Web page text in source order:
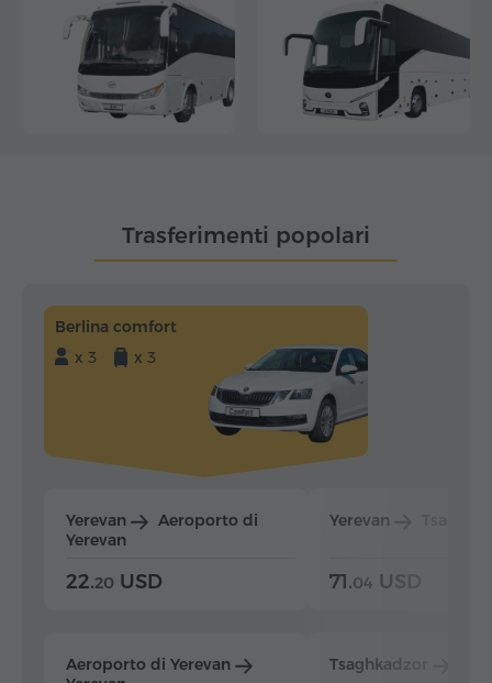
Trasferimenti popolari
Berlina comfort
x 3
x 3
Yerevan
Aeroporto di
Yerevan
22.20 USD
Aeroporto di Yerevan
Yerevan
71.04 USD
Tsaghkadzor